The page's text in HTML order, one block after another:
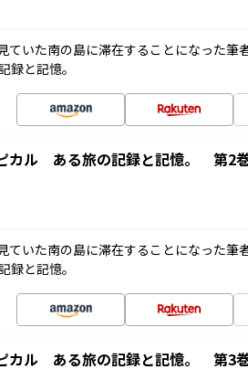
ていた南の島に滞在することになった筆
録と記憶。
カル ある旅の記録と記憶。 第2
ていた南の島に滞在することになった筆
録と記憶。
カル ある旅の記録と記憶。 第3